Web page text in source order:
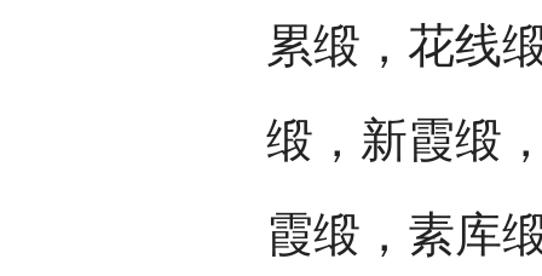
累缎，花线
缎，新霞缎
霞缎，素库